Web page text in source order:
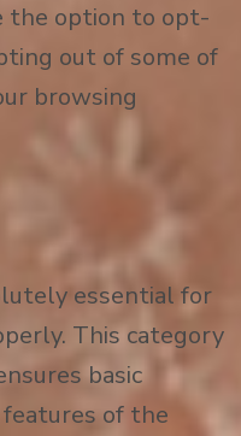
the option to opt-
out of some of
browsing
essential for
This category
basic
of the